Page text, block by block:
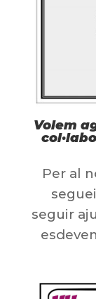
Volem
Per al
seguir